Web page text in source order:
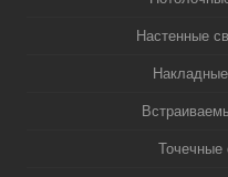
Настенные
Точечные